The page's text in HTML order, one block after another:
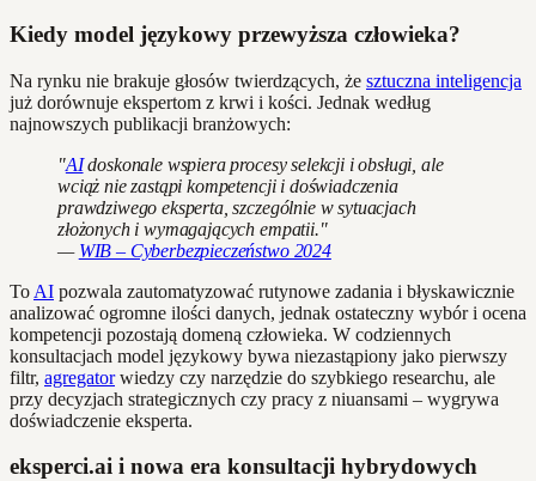
Kiedy model językowy przewyższa człowieka?
Na rynku nie brakuje głosów twierdzących, że sztuczna inteligencja
już dorównuje ekspertom z krwi i kości. Jednak według
najnowszych publikacji branżowych:
"AIdoskonale wspiera procesy selekcji i obsługi, ale
wciąż nie zastąpi kompetencji i doświadczenia
prawdziwego eksperta, szczególnie w sytuacjach
złożonych i wymagających empatii."
— WIB – Cyberbezpieczeństwo 2024
To AI pozwala zautomatyzować rutynowe zadania i błyskawicznie
analizować ogromne ilości danych, jednak ostateczny wybór i ocena
kompetencji pozostają domeną człowieka. W codziennych
konsultacjach model językowy bywa niezastąpiony jako pierwszy
filtr, agregatorwiedzy czy narzędzie do szybkiego researchu, ale
przy decyzjach strategicznych czy pracy z niuansami – wygrywa
doświadczenie eksperta.
eksperci.ai i nowa era konsultacji hybrydowych